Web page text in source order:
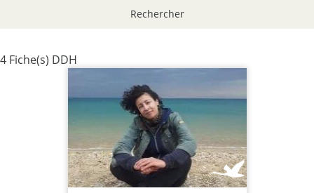
Rechercher
4 Fiche(s) DDH